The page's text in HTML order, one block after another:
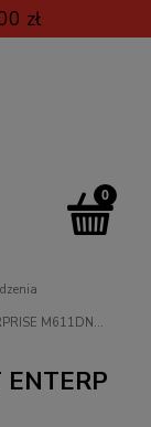
zł
M611DN
ENTERP